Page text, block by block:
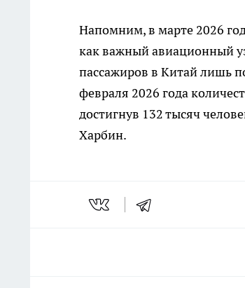
Напомним, в марте 2026
как важный авиационный
пассажиров в Китай лишь
февраля 2026 года
достигнув 132 тысяч
Харбин.